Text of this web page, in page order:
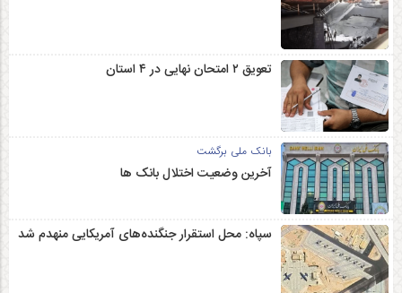
تعویق ۲ امتحان نهایی در ۴ استان
بانک ملی برگشت
آخرین وضعیت اختلال بانک ها
سپاه: محل استقرار جنگنده‌های آمریکایی منهدم شد